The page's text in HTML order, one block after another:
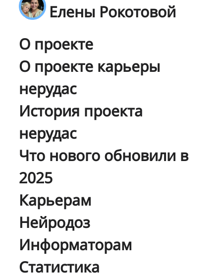
Елены Рокотовой
О проекте
О проекте карьеры
нерудас
История проекта
нерудас
Что нового обновили в
2025
Карьерам
Нейродоз
Информаторам
Статистика